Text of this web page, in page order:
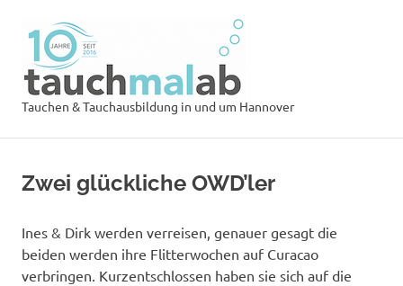
Inhalt
springen
Tauchen & Tauchausbildung in und um Hannover
Zwei glückliche OWD’ler
Ines & Dirk werden verreisen, genauer gesagt die
beiden werden ihre Flitterwochen auf Curacao
verbringen. Kurzentschlossen haben sie sich auf die